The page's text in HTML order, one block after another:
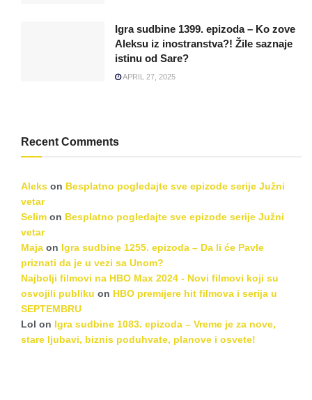
Igra sudbine 1399. epizoda – Ko zove
Aleksu iz inostranstva?! Žile saznaje
istinu od Sare?
APRIL 27, 2025
Recent Comments
Aleks on Besplatno pogledajte sve epizode serije Južni
vetar
Selim on Besplatno pogledajte sve epizode serije Južni
vetar
Maja on Igra sudbine 1255. epizoda – Da li će Pavle
priznati da je u vezi sa Unom?
Najbolji filmovi na HBO Max 2024 - Novi filmovi koji su
osvojili publiku on HBO premijere hit filmova i serija u
SEPTEMBRU
Lol on Igra sudbine 1083. epizoda – Vreme je za nove,
stare ljubavi, biznis poduhvate, planove i osvete!